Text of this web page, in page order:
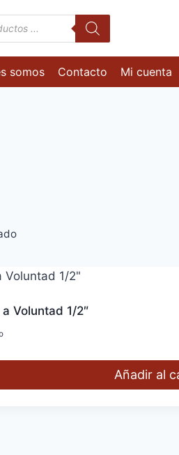
somos Contacto Mi cuenta
Voluntad 1/2″
Añadir al